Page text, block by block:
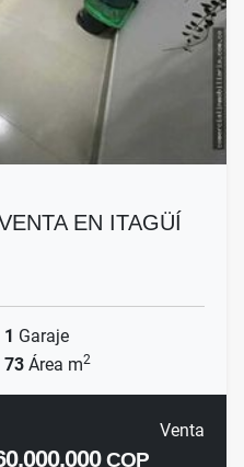
EN ITAGÜÍ
1 Garaje
73 Área m2
Venta
COP